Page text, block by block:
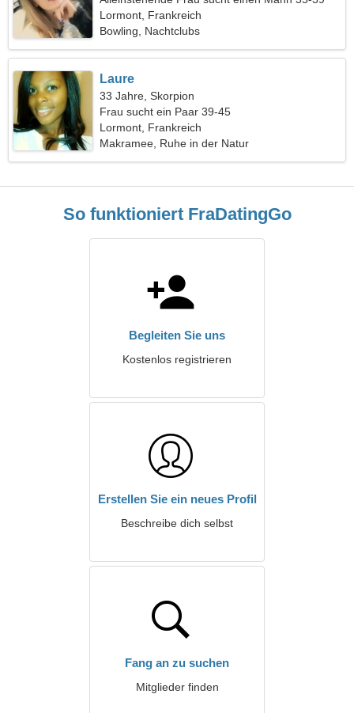
Lormont, Frankreich
Bowling, Nachtclubs
Laure
33 Jahre, Skorpion
Frau sucht ein Paar 39-45
Lormont, Frankreich
Makramee, Ruhe in der Natur
So funktioniert FraDatingGo
Begleiten Sie uns
Kostenlos registrieren
Erstellen Sie ein neues Profil
Beschreibe dich selbst
Fang an zu suchen
Mitglieder finden